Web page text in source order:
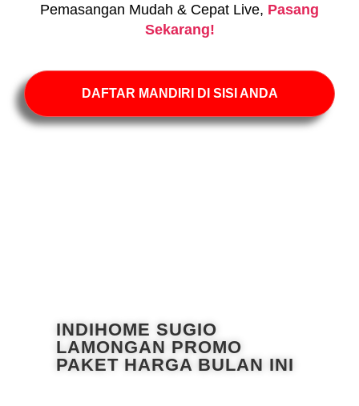
Pemasangan Mudah & Cepat Live, Pasang
Sekarang!
DAFTAR MANDIRI DI SISI ANDA
INDIHOME SUGIO
LAMONGAN PROMO
PAKET HARGA BULAN INI